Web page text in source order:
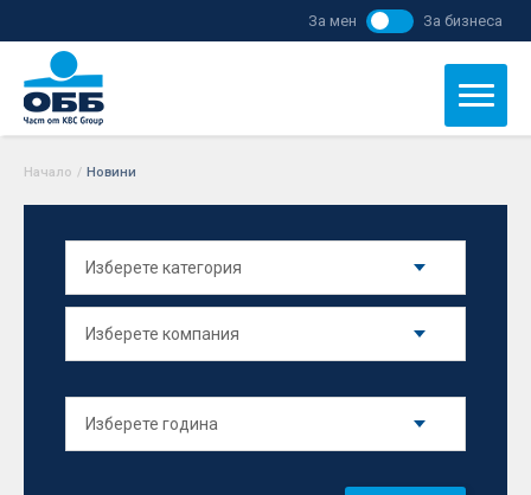
За мен За бизнеса
Начало / Новини